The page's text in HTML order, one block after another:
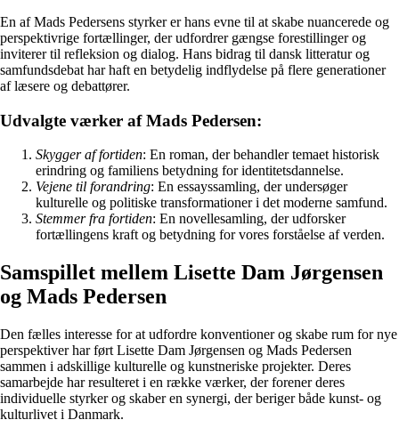
En af Mads Pedersens styrker er hans evne til at skabe nuancerede og
perspektivrige fortællinger, der udfordrer gængse forestillinger og
inviterer til refleksion og dialog. Hans bidrag til dansk litteratur og
samfundsdebat har haft en betydelig indflydelse på flere generationer
af læsere og debattører.
Udvalgte værker af Mads Pedersen:
Skygger af fortiden: En roman, der behandler temaet historisk
erindring og familiens betydning for identitetsdannelse.
Vejene til forandring: En essayssamling, der undersøger
kulturelle og politiske transformationer i det moderne samfund.
Stemmer fra fortiden: En novellesamling, der udforsker
fortællingens kraft og betydning for vores forståelse af verden.
Samspillet mellem Lisette Dam Jørgensen
og Mads Pedersen
Den fælles interesse for at udfordre konventioner og skabe rum for nye
perspektiver har ført Lisette Dam Jørgensen og Mads Pedersen
sammen i adskillige kulturelle og kunstneriske projekter. Deres
samarbejde har resulteret i en række værker, der forener deres
individuelle styrker og skaber en synergi, der beriger både kunst- og
kulturlivet i Danmark.